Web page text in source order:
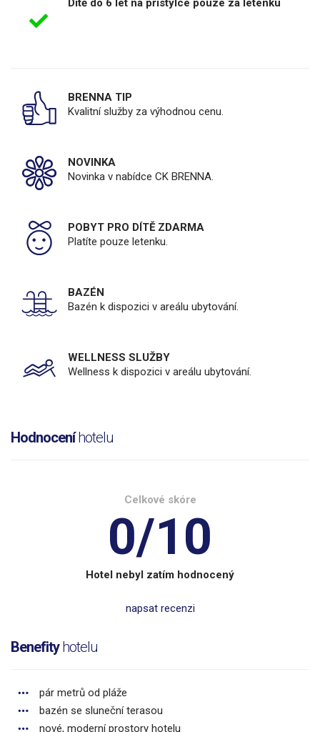
Dítě do 6 let na přistýlce pouze za letenku
BRENNA TIP
Kvalitní služby za výhodnou cenu.
NOVINKA
Novinka v nabídce CK BRENNA.
POBYT PRO DÍTĚ ZDARMA
Platíte pouze letenku.
BAZÉN
Bazén k dispozici v areálu ubytování.
WELLNESS SLUŽBY
Wellness k dispozici v areálu ubytování.
Hodnoceníhotelu
Celkové skóre
0/10
Hotel nebyl zatím hodnocený
napsat recenzi
Benefityhotelu
pár metrů od pláže
bazén se sluneční terasou
nové, moderní prostory hotelu